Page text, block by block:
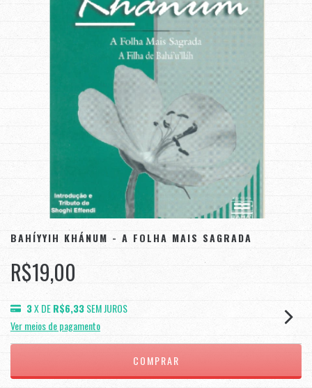
BAHÍYYIH KHÁNUM - A FOLHA MAIS SAGRADA
R$19,00
3X DER$6,33SEM JUROS
Ver meios de pagamento